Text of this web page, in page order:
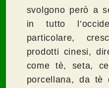
svolgono però a
in tutto
particolare,
prodotti cinesi,
come tè, seta,
porcellana, da tè